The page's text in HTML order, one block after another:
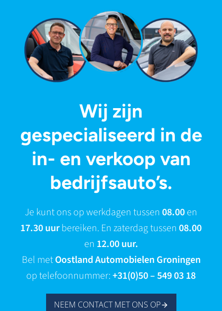
Wij zijn
gespecialiseerd in de
in- en verkoop van
bedrijfsauto’s.
Je kunt ons op werkdagen tussen 08.00en
17.30 uurbereiken. En zaterdag tussen 08.00
en 12.00 uur.
Bel metOostland Automobielen Groningen
op telefoonnummer:+31(0)50 – 549 03 18
NEEM CONTACT MET ONS OP